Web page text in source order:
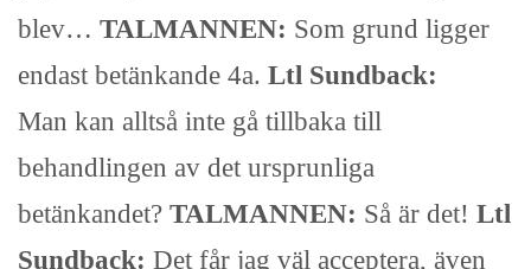
blev… TALMANNEN: Som grund ligger
endast betänkande 4a. Ltl Sundback:
Man kan alltså inte gå tillbaka till
behandlingen av det ursprunliga
betänkandet? TALMANNEN: Så är det! Ltl
Sundback: Det får jag väl acceptera, även